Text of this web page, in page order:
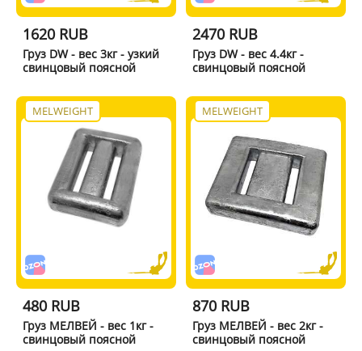
1620 RUB
Груз DW - вес 3кг - узкий
свинцовый поясной
2470 RUB
Груз DW - вес 4.4кг -
свинцовый поясной
MELWEIGHT
480 RUB
Груз МЕЛВЕЙ - вес 1кг -
свинцовый поясной
MELWEIGHT
870 RUB
Груз МЕЛВЕЙ - вес 2кг -
свинцовый поясной